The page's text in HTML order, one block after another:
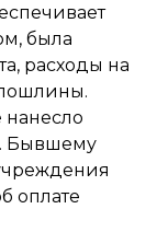
была
расходы на
Бывшему
оплате